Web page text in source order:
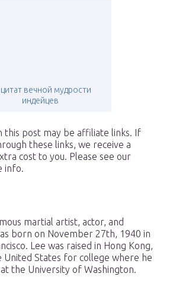
вечной мудрости
индейцев
this post may be affiliate links. If
these links, we receive a
cost to you. Please see our
info.
martial artist, actor, and
born on November 27th, 1940 in
Lee was raised in Hong Kong,
States for college where he
the University of Washington.